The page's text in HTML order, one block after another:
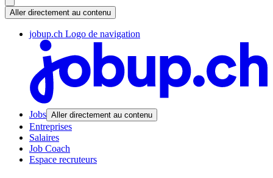
Aller directement au contenu
jobup.ch Logo de navigation
Jobs Aller directement au contenu
Entreprises
Salaires
Job Coach
Espace recruteurs